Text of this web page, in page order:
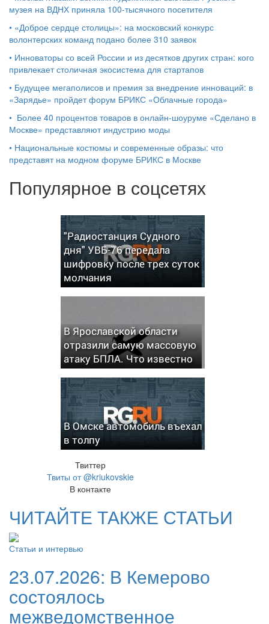
музея на ВДНХ приняла 100-тысячного посетителя
• «Доброе сердце столицы»: на московский конкурс
волонтерских команд подано более 310 заявок
• Инноваторы со всей России и из десятков других стран: кого
привлекает столичная экосистема для стартапов
• Будущее мегаполисов и премия за внедрение инноваций: в
«Зарядье» пройдет форум БРИКС «Облачные города»
• Более 40 процентов товаров в онлайн-шоуруме «Сделано в
Москве» представляют индустрию моды
• Национальные костюмы и современные образы: что
представят на модном форуме БРИКС в Москве
Популярное в соцсетях
"Радиостанция Судного
дня" УВБ-76 передала
шифровку после трех суток
молчания
В Ярославской области
отразили самую массовую
атаку БПЛА. Что известно
В Омске автомобиль въехал
в толпу
Твиттер
Твиты от @kriukovskie
В контакте
ЧИТАЙТЕ ТАКЖЕ СТАТЬИ
Статьи и интервью
23.07.2026: В Кемерово
состоялось
межведомственное